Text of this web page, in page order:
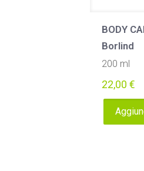
BODY
Borlind
200 ml
22,00 €